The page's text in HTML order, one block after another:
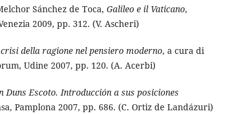
Sánchez de Toca, Galileo e il Vaticano,
2009, pp. 312. (V. Ascheri)
della ragione nel pensiero moderno, a cura di
Udine 2007, pp. 120. (A. Acerbi)
Duns Escoto. Introducción a sus posiciones
Pamplona 2007, pp. 686. (C. Ortiz de Landázuri)